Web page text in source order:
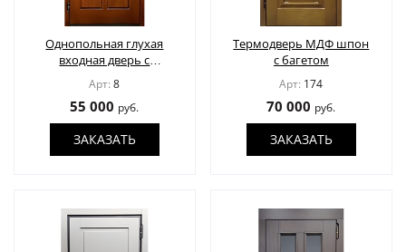
СТАВНИ НА ОКНА
ЖАЛЮЗИЙНЫЕ СТАВНИ
ДВЕРИ ПО ОСОБЕННОСТЯМ
ДВЕРИ С ТЕРМОРАЗРЫВОМ
ФОТО
Однопольная глухая
входная дверь с
шпонированной МДФ-
панелью
Арт: 8
55 000 руб.
ЗАКАЗАТЬ
Термодверь МДФ шпон
с багетом
Арт: 174
70 000 руб.
ЗАКАЗАТЬ